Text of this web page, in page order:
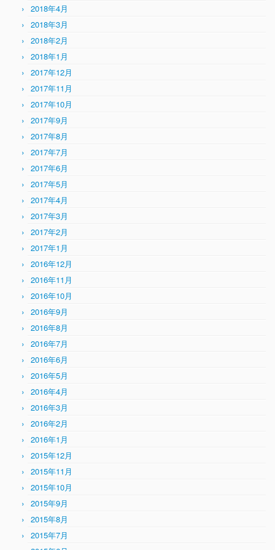
2018年4月
2018年3月
2018年2月
2018年1月
2017年12月
2017年11月
2017年10月
2017年9月
2017年8月
2017年7月
2017年6月
2017年5月
2017年4月
2017年3月
2017年2月
2017年1月
2016年12月
2016年11月
2016年10月
2016年9月
2016年8月
2016年7月
2016年6月
2016年5月
2016年4月
2016年3月
2016年2月
2016年1月
2015年12月
2015年11月
2015年10月
2015年9月
2015年8月
2015年7月